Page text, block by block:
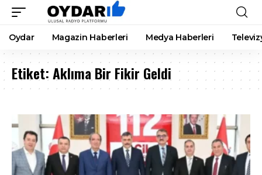
Oydar Magazin Haberleri Medya Haberleri
Etiket:Aklıma Bir Fikir Geldi